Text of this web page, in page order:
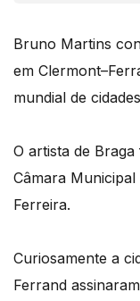
Bruno Martins
em
mundial de
O artista de
Câmara
Ferreira.
Curiosamente a
Ferrand